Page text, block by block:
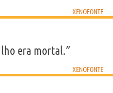
CONTEÚDOSXENOFONTE
era mortal.”
XENOFONTE